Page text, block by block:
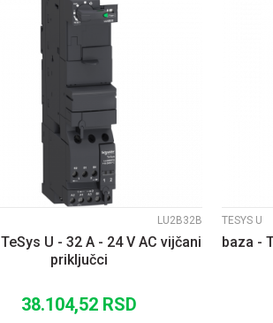
UPOREDI
LU2B32B
U - 32 A - 24 V AC vijčani
priključci
38.104,52 RSD
TESYS U
baza -